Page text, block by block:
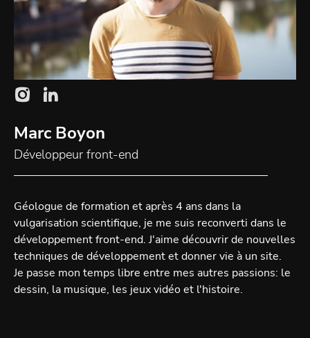
Lien externe vers la page instagram de Blackbird
Lien externe vers la page linkedin de Blackbird
Marc Boyon
Développeur front-end
Géologue de formation et après 4 ans dans la
vulgarisation scientifique, je me suis reconverti dans le
développement front-end. J'aime découvrir de nouvelles
techniques de développement et donner vie à un site.
Je passe mon temps libre entre mes autres passions: le
dessin, la musique, les jeux vidéo et l'histoire.